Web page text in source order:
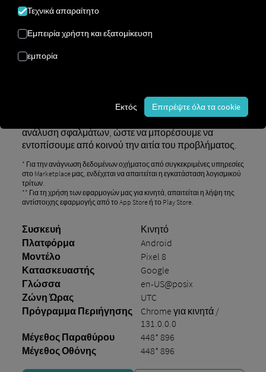
περιήγησής σας; Για να απαντήσετε σε αυτό το
ερώτημα, μπορείτε απλά να ρίξετε μια ματιά στην
ανάλυση συστήματος που παρουσιάζεται εδώ.
Σε περίπτωση αποτυχίας της αναζήτησης, σας
τη σελίδα. Εάν η αναζήτηση εξακολουθεί να
αποτυγχάνει, σας παρακαλούμε να επικοινωνήσετε
μας για μια λεπτομερή
ανάλυση σφαλμάτων, ώστε να μπορέσουμε να
εντοπίσουμε από κοινού την αιτία του προβλήματος.
* Για την ανάγνωση δεδομένων οχήματος από συγκεκριμένες υπηρεσίες
στο Marketplace μας, ενδέχεται να απαιτείται η εγκατάσταση λογισμικού
τρίτων.
** Για τη χρήση των εφαρμογών μας για κινητά, απαιτείται η λήψη της
αντίστοιχης εφαρμογής από το App Store ή το Play Store.
Συσκευή
Κινητό
Πλατφόρμα
Android
Μοντέλο
Pixel 8
Κατασκευαστής
Google
Γλώσσα
en-US@posix
Ζώνη Ώρας
UTC
Πρόγραμμα Περιήγησης
Chrome για κινητά /
131.0.0.0
Μέγεθος Παραθύρου
448* 896
Μέγεθος Οθόνης
448* 896
Τεχνικά απαραίτητο
Εμπειρία χρήστη και εξατομίκευση
εμπορία
Εκτός Επιτρέψτε όλα τα cookie